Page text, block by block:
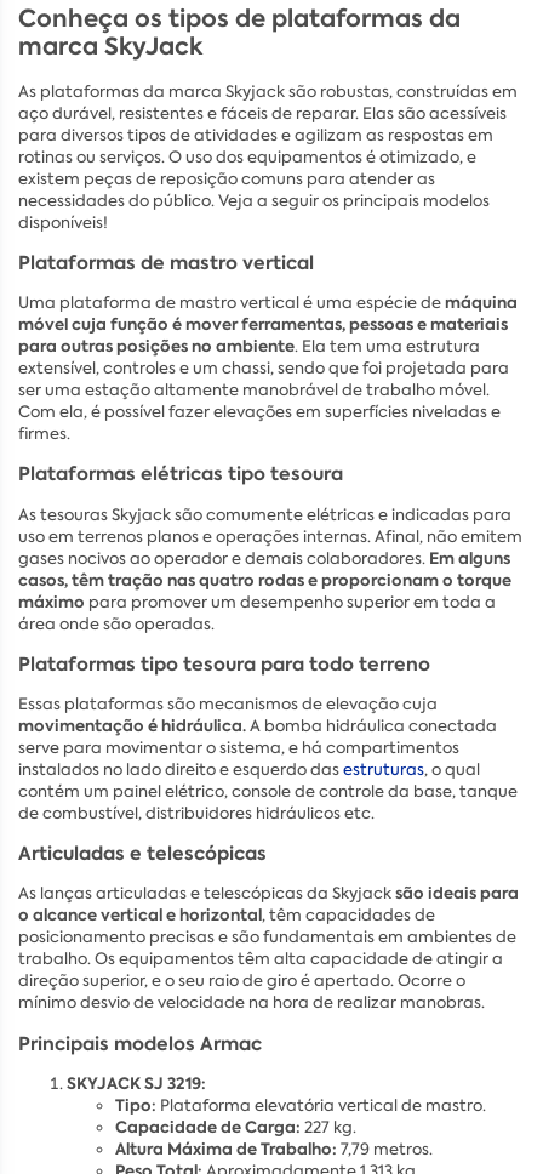
Conheça os tipos de plataformas da
marca SkyJack
As plataformas da marca Skyjack são robustas, construídas em
aço durável, resistentes e fáceis de reparar. Elas são acessíveis
para diversos tipos de atividades e agilizam as respostas em
rotinas ou serviços. O uso dos equipamentos é otimizado, e
existem peças de reposição comuns para atender as
necessidades do público. Veja a seguir os principais modelos
disponíveis!
Plataformas de mastro vertical
Uma plataforma de mastro vertical é uma espécie demáquina
móvel cuja função é mover ferramentas, pessoas e materiais
para outras posições no ambiente. Ela tem uma estrutura
extensível, controles e um chassi, sendo que foi projetada para
ser uma estação altamente manobrável de trabalho móvel.
Com ela, é possível fazer elevações em superfícies niveladas e
firmes.
Plataformas elétricas tipo tesoura
As tesouras Skyjack são comumente elétricas e indicadas para
uso em terrenos planos e operações internas. Afinal, não emitem
gases nocivos ao operador e demais colaboradores. Em alguns
casos, têm tração nas quatro rodas e proporcionam o torque
máximo para promover um desempenho superior em toda a
área onde são operadas.
Plataformas tipo tesoura para todo terreno
Essas plataformas são mecanismos de elevação cuja
movimentação é hidráulica.A bomba hidráulica conectada
serve para movimentar o sistema, e há compartimentos
instalados no lado direito e esquerdo dasestruturas, o qual
contém um painel elétrico, console de controle da base, tanque
de combustível, distribuidores hidráulicos etc.
Articuladas e telescópicas
As lanças articuladas e telescópicas da Skyjacksão ideais para
o alcance vertical e horizontal, têm capacidades de
posicionamento precisas e são fundamentais em ambientes de
trabalho. Os equipamentos têm alta capacidade de atingir a
direção superior, e o seu raio de giro é apertado. Ocorre o
mínimo desvio de velocidade na hora de realizar manobras.
Principais modelos Armac
SKYJACK SJ 3219:
Tipo: Plataforma elevatória vertical de mastro.
Capacidade de Carga: 227 kg.
Altura Máxima de Trabalho: 7,79 metros.